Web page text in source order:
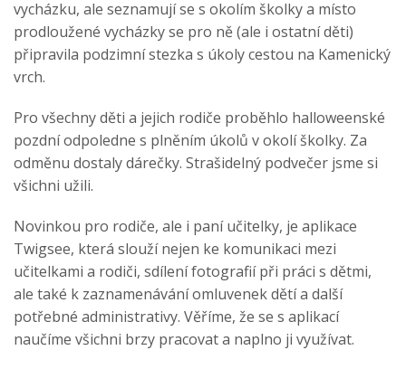
vycházku, ale seznamují se s okolím školky a místo
prodloužené vycházky se pro ně (ale i ostatní děti)
připravila podzimní stezka s úkoly cestou na Kamenický
vrch.
Pro všechny děti a jejich rodiče proběhlo halloweenské
pozdní odpoledne s plněním úkolů v okolí školky. Za
odměnu dostaly dárečky. Strašidelný podvečer jsme si
všichni užili.
Novinkou pro rodiče, ale i paní učitelky, je aplikace
Twigsee, která slouží nejen ke komunikaci mezi
učitelkami a rodiči, sdílení fotografií při práci s dětmi,
ale také k zaznamenávání omluvenek dětí a další
potřebné administrativy. Věříme, že se s aplikací
naučíme všichni brzy pracovat a naplno ji využívat.